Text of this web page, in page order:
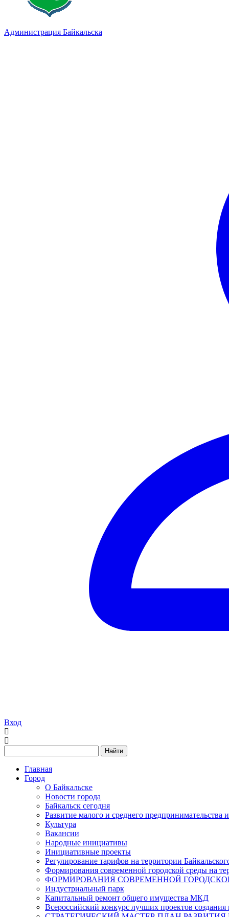
Администрация Байкальска
Вход
Найти
Главная
Город
О Байкальске
Новости города
Байкальск сегодня
Развитие малого и среднего предпринимательства
Культура
Вакансии
Народные инициативы
Инициативные проекты
Регулирование тарифов на территории
Формирования современной городской среды на
ФОРМИРОВАНИЯ СОВРЕМЕННОЙ
Индустриальный парк
Капитальный ремонт общего имущества МКД
Всероссийский конкурс лучших проектов